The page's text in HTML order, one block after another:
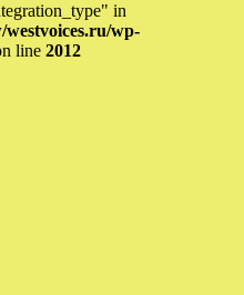
in
wp-
line 2012